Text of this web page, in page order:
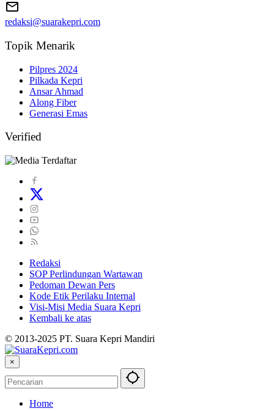
redaksi@suarakepri.com
Topik Menarik
Pilpres 2024
Pilkada Kepri
Ansar Ahmad
Along Fiber
Generasi Emas
Verified
Redaksi
SOP Perlindungan Wartawan
Pedoman Dewan Pers
Kode Etik Perilaku Internal
Visi-Misi Media Suara Kepri
Kembali ke atas
© 2013-2025 PT. Suara Kepri Mandiri
×
Home